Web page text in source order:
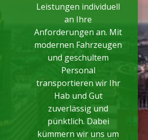
Leistungen individuell
an Ihre
Anforderungen an. Mit
modernen Fahrzeugen
und geschultem
Personal
transportieren wir Ihr
Hab und Gut
zuverlässig und
pünktlich. Dabei
kümmern wir uns um